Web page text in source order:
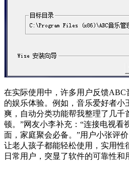
在实际使用中，许多用户反馈ABC
的娱乐体验。例如，音乐爱好者小
爽，自动分类功能帮我整理了几千
顿。”网友小李补充：“连接电视看
面，家庭聚会必备。”用户小张评
让老人孩子都能轻松使用，实用性
日常用户，突显了软件的可靠性和